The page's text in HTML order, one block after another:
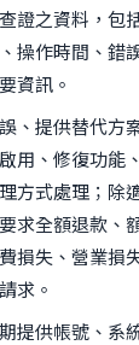
證之資料，包
操作時間、錯
資訊。
、提供替代方
用、修復功能
方式處理；除
求全額退款、
損失、營業損
求。
提供帳號、系